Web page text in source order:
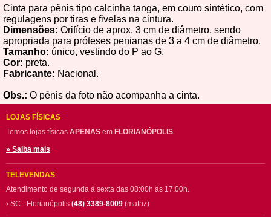
Cinta para pênis tipo calcinha tanga, em couro sintético, com
regulagens por tiras e fivelas na cintura.
Dimensões: Orifício de aprox. 3 cm de diâmetro, sendo
apropriada para próteses penianas de 3 a 4 cm de diâmetro.
Tamanho: único, vestindo do P ao G.
Cor: preta.
Fabricante: Nacional.
Obs.: O pênis da foto não acompanha a cinta.
LOJAS FÍSICAS
Temos lojas físicas APENAS em FLORIANÓPOLIS.
» Saiba mais
TELEVENDAS
Atendimento de segunda à sexta das 08:00h às 17:00h.
› SC - Florianópolis (48) 3389-8009 (matriz)